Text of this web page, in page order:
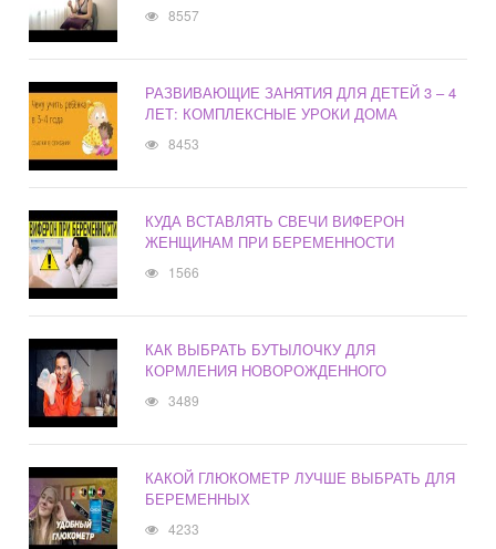
8557
РАЗВИВАЮЩИЕ ЗАНЯТИЯ ДЛЯ ДЕТЕЙ 3 – 4
ЛЕТ: КОМПЛЕКСНЫЕ УРОКИ ДОМА
8453
КУДА ВСТАВЛЯТЬ СВЕЧИ ВИФЕРОН
ЖЕНЩИНАМ ПРИ БЕРЕМЕННОСТИ
1566
КАК ВЫБРАТЬ БУТЫЛОЧКУ ДЛЯ
КОРМЛЕНИЯ НОВОРОЖДЕННОГО
3489
КАКОЙ ГЛЮКОМЕТР ЛУЧШЕ ВЫБРАТЬ ДЛЯ
БЕРЕМЕННЫХ
4233